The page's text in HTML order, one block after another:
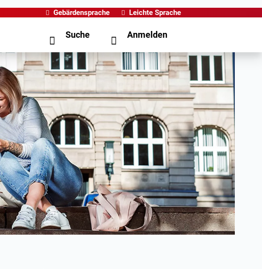
Gebärdensprache Leichte Sprache
Suche Anmelden